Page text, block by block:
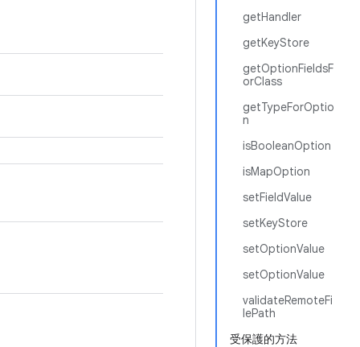
getHandler
getKeyStore
getOptionFieldsF
orClass
getTypeForOptio
n
isBooleanOption
isMapOption
setFieldValue
setKeyStore
setOptionValue
setOptionValue
validateRemoteFi
lePath
受保護的方法